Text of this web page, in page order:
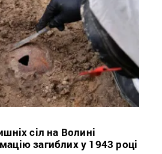
сіл на Волині
загиблих у 1943 році